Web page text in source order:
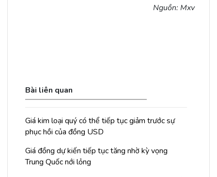
Nguồn: Mxv
Bài liên quan
Giá kim loại quý có thể tiếp tục giảm trước sự
phục hồi của đồng USD
Giá đồng dự kiến tiếp tục tăng nhờ kỳ vọng
Trung Quốc nới lỏng